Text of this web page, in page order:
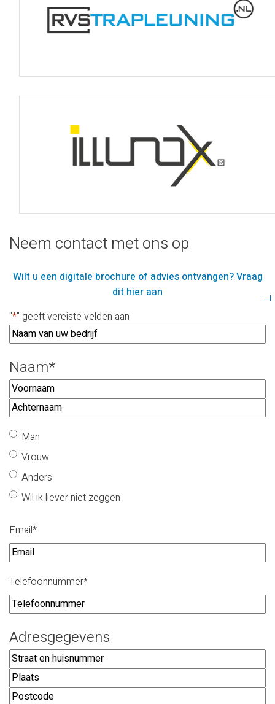
Neem contact met ons op
Wilt u een digitale brochure of advies ontvangen? Vraag
dit hier aan
"*" geeft vereiste velden aan
B
e
d
r
i
j
f
s
n
a
a
m
van
uw
bedrijf
Naam*
Voornaam
U
n
t
t
l
e
d
Man
Vrouw
Anders
Wil ik liever niet zeggen
Email*
Telefoonnummer*
Adresgegevens
Straat
en
Plaats